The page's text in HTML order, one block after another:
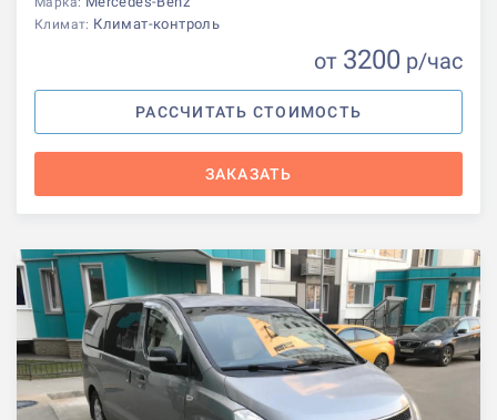
Климат: Климат-контроль
от 3200 р/час
РАССЧИТАТЬ СТОИМОСТЬ
ЗАКАЗАТЬ